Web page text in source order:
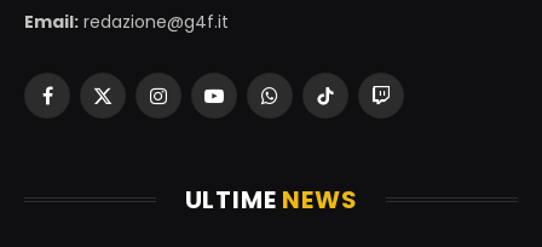
Email: redazione@g4f.it
Facebook
X
InstagramYouTubeWhatsAppTikTokTwitch
ULTIME NEWS